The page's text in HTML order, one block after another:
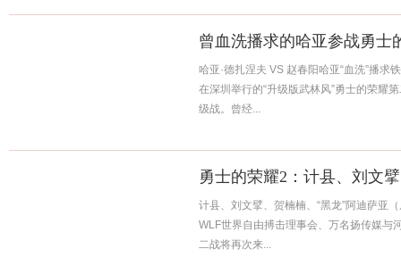
曾血洗播求的哈亚参战勇士
哈亚·德扎涅夫 VS 赵春阳哈亚“血洗”播求
在深圳举行的“升级版武林风”勇士的荣耀
级战。曾经...
勇士的荣耀2：计县、刘文
计县、刘文擘、贺楠楠、“黑龙”阿迪萨
WLF世界自由搏击理事会、万名扬传媒与
二战将再次来...